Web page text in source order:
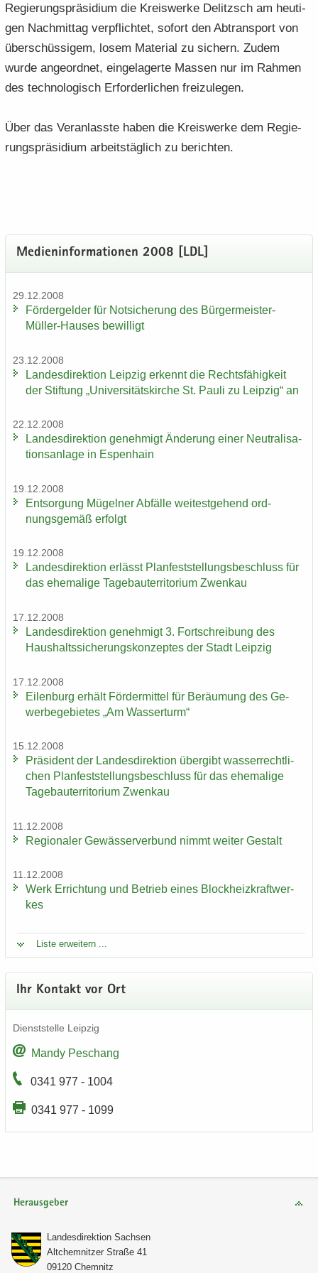
Re­gie­rungs­prä­si­di­um die Kreis­wer­ke De­litzsch am heu­ti­
gen Nach­mit­tag ver­pflich­tet, so­fort den Ab­trans­port von
über­schüs­si­gem, losem Ma­te­ri­al zu si­chern. Zudem
wurde an­ge­ord­net, ein­ge­la­ger­te Mas­sen nur im Rah­men
des tech­no­lo­gisch Er­for­der­li­chen frei­zu­le­gen.
Über das Ver­an­lass­te haben die Kreis­wer­ke dem Re­gie­
rungs­prä­si­di­um ar­beits­täg­lich zu be­rich­ten.
Me­di­en­in­for­ma­tio­nen 2008 [LDL]
29.12.2008
För­der­gel­der für Not­si­che­rung des Bürgermeister-​
Müller-Hauses be­wil­ligt
23.12.2008
Lan­des­di­rek­ti­on Leip­zig er­kennt die Rechts­fä­hig­keit
der Stif­tung „Uni­ver­si­täts­kir­che St. Pauli zu Leip­zig“ an
22.12.2008
Lan­des­di­rek­ti­on ge­neh­migt Än­de­rung einer Neu­tra­li­sa­
ti­ons­an­la­ge in Es­pen­hain
19.12.2008
Ent­sor­gung Mü­gel­ner Ab­fäl­le wei­test­ge­hend ord­
nungs­ge­mäß er­folgt
19.12.2008
Lan­des­di­rek­ti­on er­lässt Plan­fest­stel­lungs­be­schluss für
das ehe­ma­li­ge Ta­ge­bau­ter­ri­to­ri­um Zwenkau
17.12.2008
Lan­des­di­rek­ti­on ge­neh­migt 3. Fort­schrei­bung des
Haus­halts­si­che­rungs­kon­zep­tes der Stadt Leip­zig
17.12.2008
Ei­len­burg er­hält För­der­mit­tel für Be­räu­mung des Ge­
wer­be­ge­bie­tes „Am Was­ser­turm“
15.12.2008
Prä­si­dent der Lan­des­di­rek­ti­on über­gibt was­ser­recht­li­
chen Plan­fest­stel­lungs­be­schluss für das ehe­ma­li­ge
Ta­ge­bau­ter­ri­to­ri­um Zwenkau
11.12.2008
Re­gio­na­ler Ge­wäs­ser­ver­bund nimmt wei­ter Ge­stalt
11.12.2008
Werk Er­rich­tung und Be­trieb eines Block­heiz­kraft­wer­
kes
Liste er­wei­tern ...
Ihr Kon­takt vor Ort
Dienst­stel­le Leip­zig
Mandy Peschang
0341 977 - 1004
0341 977 - 1099
Herausgeber
Lan­des­di­rek­ti­on Sach­sen
Alt­chem­nit­zer Stra­ße 41
09120 Chem­nitz